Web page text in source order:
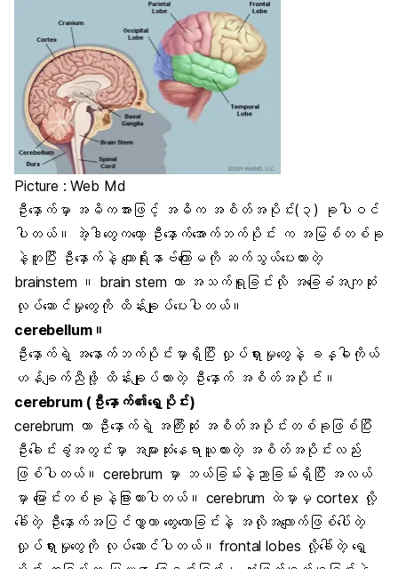
Picture : Web Md
ဦးနှောက်မှာ အဓိကအားဖြင့် အဓိက အစိတ်အပိုင်း(၃) ခုပါဝင်
ပါတယ်။ အဲ့ဒါတွေကတော့ ဦးနှောက်အောက်ဘက်ပိုင်း က အမြစ်တစ်ခု
နဲ့တူပြီး ဦးနှောက်နဲ့ ကျောရိုးနာဗ်ကြောမကို ဆက်သွယ်ပေးထားတဲ့
brainstem ။ brain stem ဟာ အသက်ရူခြင်းလို အခြေခံအကျဆုံး
လုပ်ဆောင်မှုတွေကို ထိန်းချုပ်ပေးပါတယ်။
cerebellum။
ဦးနှောက်ရဲ့ အနောက်ဘက်ပိုင်းမှာရှိပြီး လှုပ်ရှားမှုတွေနဲ့ ခန္ဓါကိုယ်
ဟန်ချက်ညီဖို့ ထိန်းချုပ်ထားတဲ့ ဦးနှောက် အစိတ်အပိုင်း။
cerebrum (ဦးနှောက်၏ရှေ့ပိုင်း)
cerebrum ဟာ ဦးနှောက်ရဲ့ အကြီးဆုံး အစိတ်အပိုင်းတစ်ခုဖြစ်ပြီး
ဦးခေါင်းခွံအတွင်းမှာ အများဆုံးနေရာယူထားတဲ့ အစိတ်အပိုင်းလည်း
ဖြစ်ပါတယ်။ cerebrum မှာ ဘယ်ခြမ်းနဲ့ညာခြမ်းရှိပြီး အလယ်
မှာ မြောင်းတစ်ခုနဲ့ခြားထားပါတယ်။ cerebrum ထဲမှာမှ cortex လို့
ခေါ်တဲ့ ဦးနှောက်အပြင်လွှာဟာ တွေးတောခြင်းနဲ့ အလိုအလျောက်ဖြစ်ပေါ်တဲ့
လှုပ်ရှားမှုတွေကို လုပ်ဆောင်ပါတယ်။ frontal lobes လို့ခေါ်တဲ့ ရှေ့